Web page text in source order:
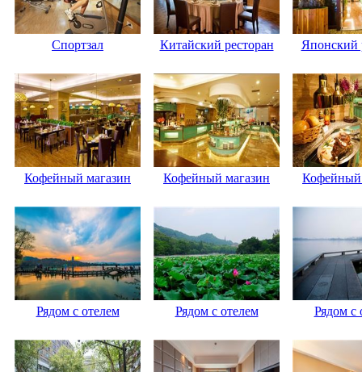
Спортзал Китайский ресторан Японский
Кофейный магазин Кофейный магазин Кофейный
Рядом с отелем Рядом с отелем Рядом с